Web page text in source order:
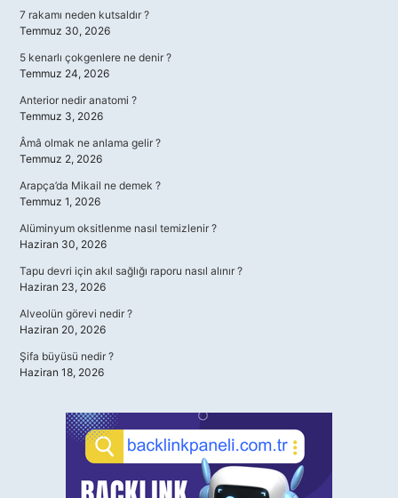
7 rakamı neden kutsaldır ?
Temmuz 30, 2026
5 kenarlı çokgenlere ne denir ?
Temmuz 24, 2026
Anterior nedir anatomi ?
Temmuz 3, 2026
Âmâ olmak ne anlama gelir ?
Temmuz 2, 2026
Arapça’da Mikail ne demek ?
Temmuz 1, 2026
Alüminyum oksitlenme nasıl temizlenir ?
Haziran 30, 2026
Tapu devri için akıl sağlığı raporu nasıl alınır ?
Haziran 23, 2026
Alveolün görevi nedir ?
Haziran 20, 2026
Şifa büyüsü nedir ?
Haziran 18, 2026